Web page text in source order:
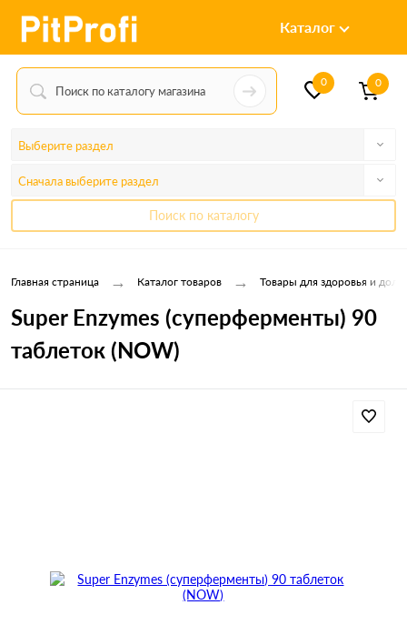
Каталог
0 0
Выберите раздел
Сначала выберите раздел
Поиск по каталогу
Главная страница → Каталог товаров → Товары для здоровья и
Super Enzymes (суперферменты) 90
таблеток (NOW)